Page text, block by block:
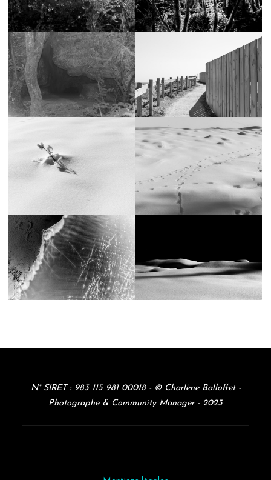
N° SIRET : 983 115 981 00018 - © Charlène Balloffet -
Photographe & Community Manager - 2023